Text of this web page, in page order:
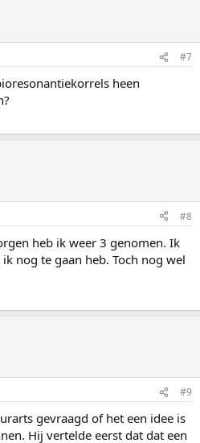
#7
heen
#8
heb ik weer 3 genomen. Ik
nog te gaan heb. Toch nog wel
#9
gevraagd of het een idee is
Hij vertelde eerst dat dat een